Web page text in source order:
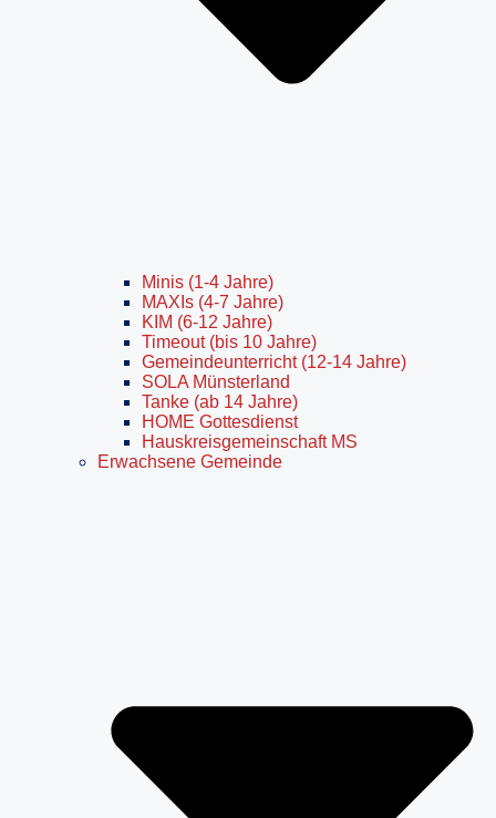
Minis (1-4 Jahre)
MAXIs (4-7 Jahre)
KIM (6-12 Jahre)
Timeout (bis 10 Jahre)
Gemeindeunterricht (12-14 Jahre)
SOLA Münsterland
Tanke (ab 14 Jahre)
HOME Gottesdienst
Hauskreisgemeinschaft MS
Erwachsene Gemeinde